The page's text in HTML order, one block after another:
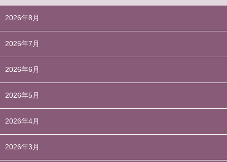
2026年8月
2026年7月
2026年6月
2026年5月
2026年4月
2026年3月